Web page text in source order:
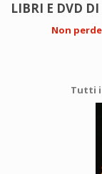
LIBRI E DVD
Non
Tutti i